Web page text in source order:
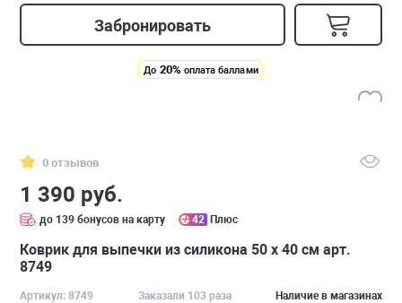
Забронировать
До 20% оплата баллами
0 отзывов
1 390 руб.
до 139 бонусов на карту 42 Плюс
Коврик для выпечки из силикона 50 х 40 см арт.
8749
Артикул: 8749 Заказали 103 раза Наличие в магазинах